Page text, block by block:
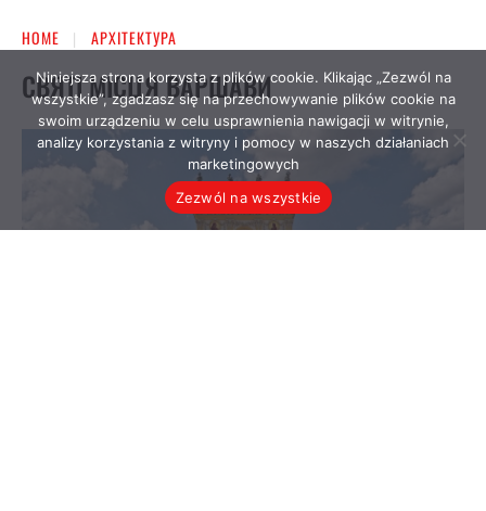
Niniejsza strona korzysta z plików cookie. Klikając „Zezwól na
wszystkie”, zgadzasz się na przechowywanie plików cookie na
swoim urządzeniu w celu usprawnienia nawigacji w witrynie,
analizy korzystania z witryny i pomocy w naszych działaniach
marketingowych
Zezwól na wszystkie